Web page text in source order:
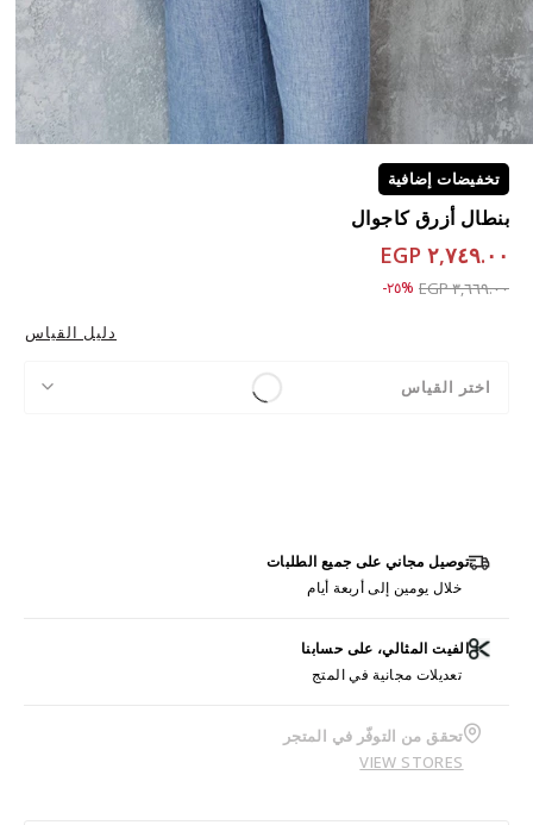
تخفيضات إضافية
بنطال أزرق كاجوال
٢,٧٤٩.٠٠ EGP
Price reduced from
٣,٦٦٩.٠٠ EGP to ٢,٧٤٩.٠٠ EGP%٢٥-
دليل القياس
اختر القياس
توصيل مجاني على جميع الطلبات
خلال يومين إلى أربعة أيام
الفيت المثالي، على حسابنا
تعديلات مجانية في المتج
تحقق من التوفّر في المتجر
VIEW STORES